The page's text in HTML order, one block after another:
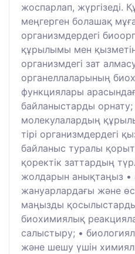
жоспарлап, жүргізеді.
меңгерген болашақ
организмдердегі
құрылымы мен қызметін
организмдегі зат
органеллаларының
функциялары
байланыстарды
молекулалардың
тірі организмдердегі
байланыс туралы
қоректік заттардың
жолдарын анықтаңыз •
жануарлардағы және
маңызды
биохимиялық
салыстыру; •
және шешу үшін